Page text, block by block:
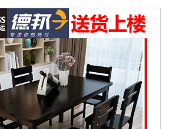
黒の角120*80テーブルの六椅子です。